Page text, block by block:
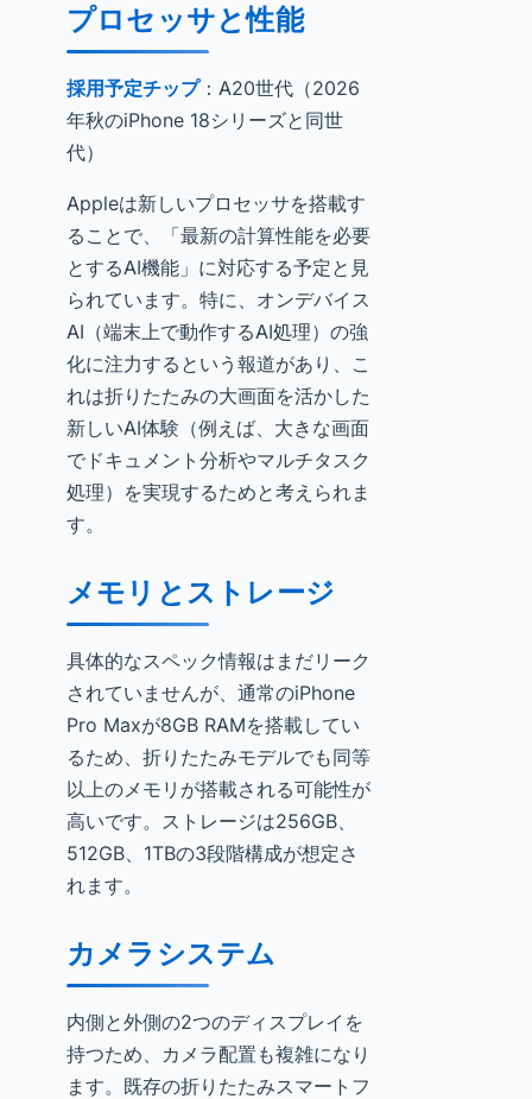
プロセッサと性能
採用予定チップ：A20世代（2026
年秋のiPhone 18シリーズと同世
代）
Appleは新しいプロセッサを搭載す
ることで、「最新の計算性能を必要
とするAI機能」に対応する予定と見
られています。特に、オンデバイス
AI（端末上で動作するAI処理）の強
化に注力するという報道があり、こ
れは折りたたみの大画面を活かした
新しいAI体験（例えば、大きな画面
でドキュメント分析やマルチタスク
処理）を実現するためと考えられま
す。
メモリとストレージ
具体的なスペック情報はまだリーク
されていませんが、通常のiPhone
Pro Maxが8GB RAMを搭載してい
るため、折りたたみモデルでも同等
以上のメモリが搭載される可能性が
高いです。ストレージは256GB、
512GB、1TBの3段階構成が想定さ
れます。
カメラシステム
内側と外側の2つのディスプレイを
持つため、カメラ配置も複雑になり
ます。既存の折りたたみスマートフ